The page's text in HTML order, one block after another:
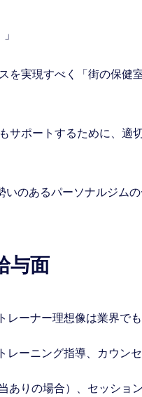
を実現すべく「街の保健
サポートするために、
いのあるパーソナルジムの
与面
レーナー理想像は業界で
レーニング指導、カウン
りの場合）、セッショ